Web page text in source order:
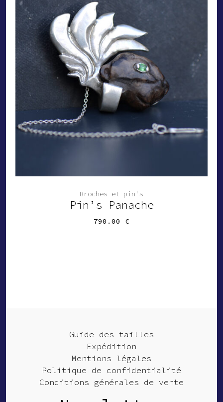
Broches et pin's
Pin’s Panache
790.00 €
Guide des tailles
Expédition
Mentions légales
Politique de confidentialité
Conditions générales de vente